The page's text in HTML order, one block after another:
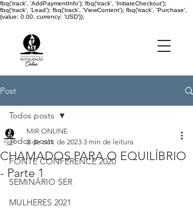
fbq('track', 'AddPaymentInfo'); fbq('track', 'InitiateCheckout');
fbq('track', 'Lead'); fbq('track', 'ViewContent'); fbq('track', 'Purchase',
{value: 0.00, currency: 'USD'});
Post
Todos posts
FONTE CONFERENCE 2020
SEMINÁRIO SER
MULHERES 2021
Todos posts
CHAMADOS PARA O EQUILÍBRIO
- Parte 1
MIR ONLINE
2 de out. de 2023 3 min de leitura